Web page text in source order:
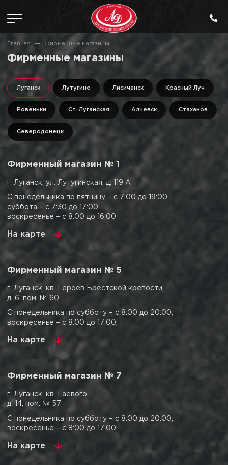
Главная Фирменные магазины
Фирменные магазины
Луганск Лутугино Лисичанск Красный Луч
Ровеньки Ст. Луганская Алчевск Стаханов
Северодонецк
Фирменный магазин № 1
г. Луганск, ул. Лутугинская, д. 119 А
С понедельника по пятницу – с 7:00 до 19:00,
суббота – с 7:30 до 17:00,
воскресенье – с 8:00 до 16:00
На карте
Фирменный магазин № 5
г. Луганск, кв. Героев Брестской крепости,
д. 6, пом. № 60
С понедельника по субботу – с 8:00 до 20:00,
воскресенье – с 8:00 до 17:00;
На карте
Фирменный магазин № 7
г. Луганск, кв. Гаевого,
д. 14, пом. № 57
С понедельника по субботу – с 8:00 до 20:00,
воскресенье – с 8:00 до 17:00;
На карте